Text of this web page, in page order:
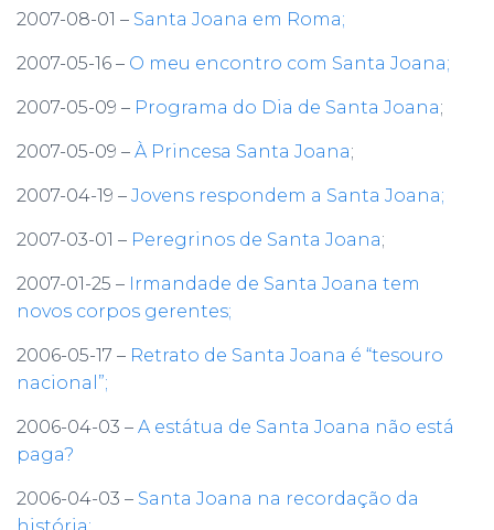
2007-08-01 – Santa Joana em Roma;
2007-05-16 – O meu encontro com Santa Joana;
2007-05-09 – Programa do Dia de Santa Joana;
2007-05-09 – À Princesa Santa Joana;
2007-04-19 – Jovens respondem a Santa Joana;
2007-03-01 – Peregrinos de Santa Joana;
2007-01-25 – Irmandade de Santa Joana tem
novos corpos gerentes;
2006-05-17 – Retrato de Santa Joana é “tesouro
nacional”;
2006-04-03 – A estátua de Santa Joana não está
paga?
2006-04-03 – Santa Joana na recordação da